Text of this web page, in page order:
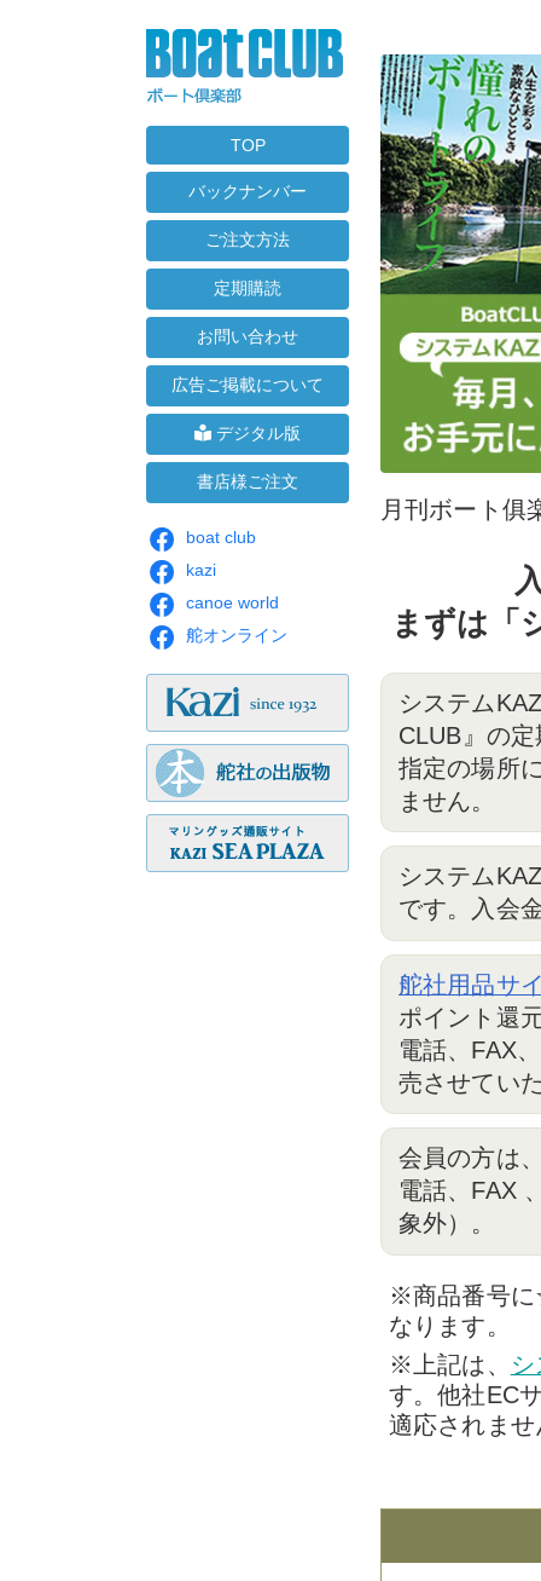
TOP
バックナンバー
ご注文方法
定期購読
お問い合わせ
広告ご掲載について
デジタル版
書店様ご注文
boat club
kazi
canoe world
舵オンライン
月刊ボート俱
まずは「
システム
CLUB』の
指定の場所
ません。
システム
です。入会
舵社用品サ
ポイント還
電話、FAX
売させてい
会員の方は
電話、FAX
象外）。
※商品番号に
なります。
※上記は、
す。他社EC
適応されま